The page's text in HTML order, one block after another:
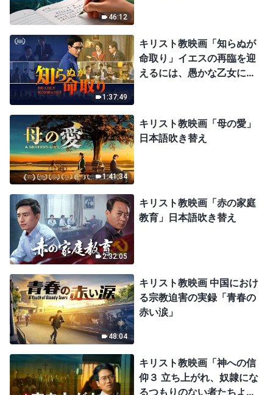
46:12
1:37:49
キリスト教映画「知らぬが
命取り」イエスの再臨を迎
えるには、愚かな乙女にな
1:41:34
キリスト教映画「母の愛」
日本語吹き替え
2:32:05
キリスト教映画「赤の家庭
教育」日本語吹き替え
48:04
キリスト教映画 中国におけ
る宗教迫害の実録「青春の
赤い涙」
キリスト教映画「神への信
仰３ 立ち上がれ、奴隷にな
るつもりのない者たちよ」